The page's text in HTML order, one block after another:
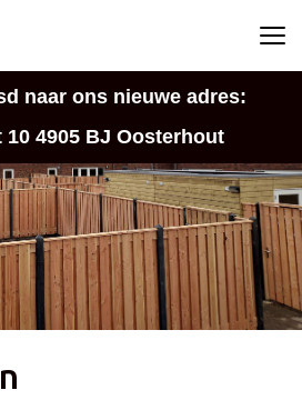
naar ons nieuwe adres:
10 4905 BJ Oosterhout